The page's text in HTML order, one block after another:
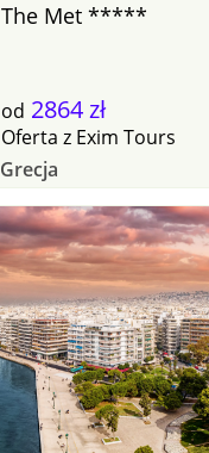
The Met *****
od 2864 zł
Oferta z Exim Tours
Grecja